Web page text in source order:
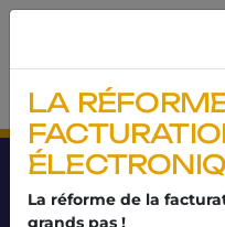
CONSEIL
LA
La réforme de la
grands pas !
Panneau de gestion des